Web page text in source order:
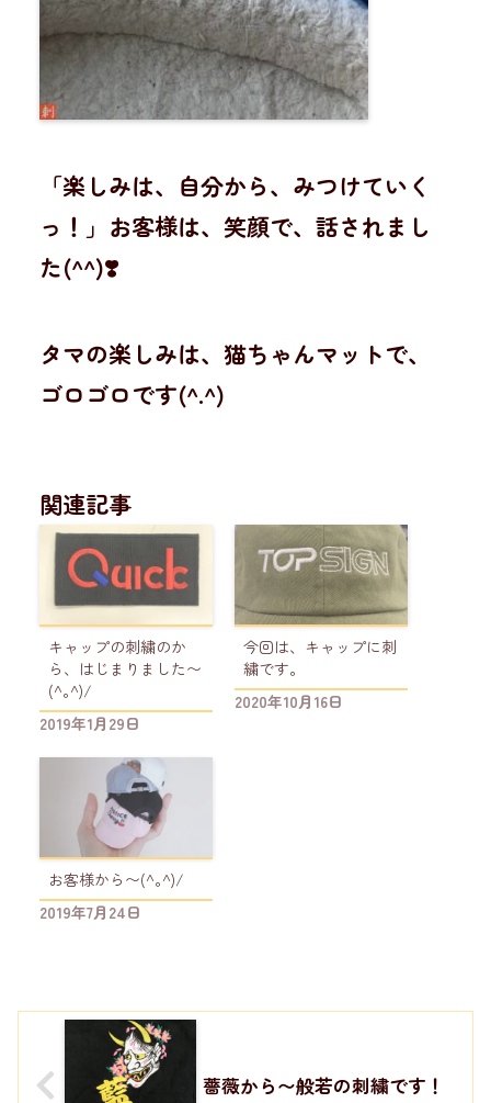
「楽しみは、自分から、みつけていく
っ！」お客様は、笑顔で、話されまし
た(^^)❣️
タマの楽しみは、猫ちゃんマットで、
ゴロゴロです(^.^)
関連記事
キャップの刺繍のか
ら、はじまりました〜
(^｡^)/
2019年1月29日
今回は、キャップに刺
繍です。
2020年10月16日
お客様から〜(^｡^)/
2019年7月24日
薔薇から〜般若の刺繍です！